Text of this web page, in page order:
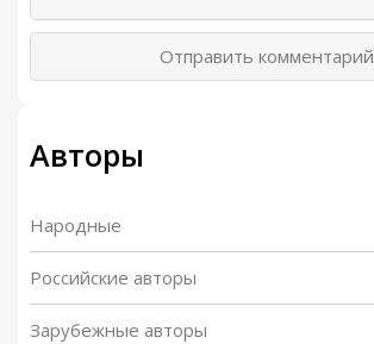
Отправить комментарий
Авторы
Народные
Российские авторы
Зарубежные авторы